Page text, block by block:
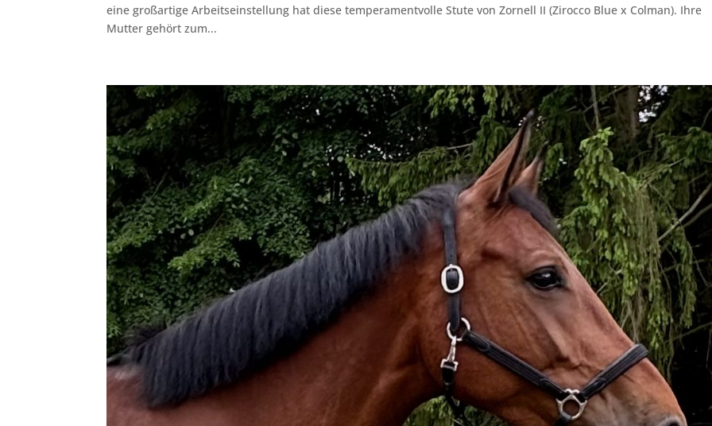
eine großartige Arbeitseinstellung hat diese temperamentvolle Stute von Zornell II (Zirocco Blue x Colman). Ihre
Mutter gehört zum...